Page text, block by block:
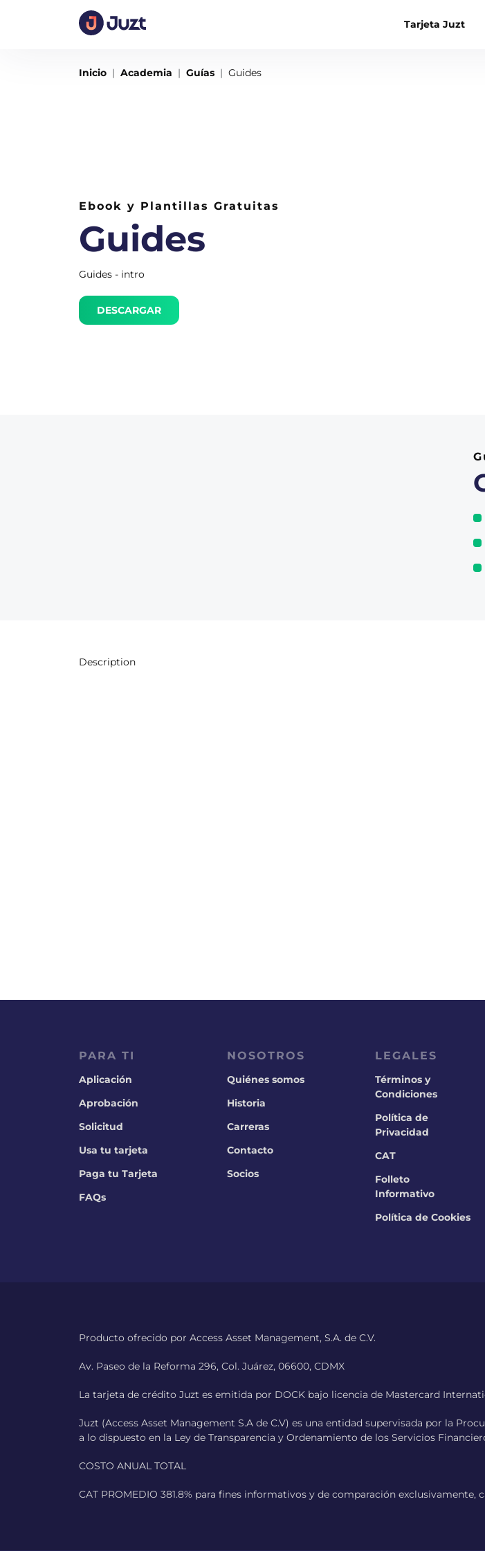
Tarjeta Juzt
Inicio Academia Guías Guides
Ebook y Plantillas Gratuitas
Guides
Guides - intro
DESCARGAR
Description
PARA TI
Aplicación
Aprobación
Solicitud
Usa tu tarjeta
Paga tu Tarjeta
FAQs
NOSOTROS
Quiénes somos
Historia
Carreras
Contacto
Socios
LEGALES
Términos y
Condiciones
Política de
Privacidad
CAT
Folleto
Informativo
Política de Cookies
Producto ofrecido por Access Asset Management, S.A. de C.V.
Av. Paseo de la Reforma 296, Col. Juárez, 06600, CDMX
La tarjeta de crédito Juzt es emitida por DOCK bajo licencia de Mastercard
Juzt (Access Asset Management S.A de C.V) es una entidad supervisada por la
a lo dispuesto en la Ley de Transparencia y Ordenamiento de los Servicios
COSTO ANUAL TOTAL
CAT PROMEDIO 381.8% para fines informativos y de comparación